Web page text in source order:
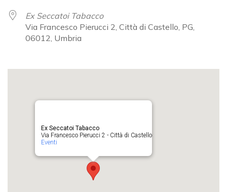
Ex Seccatoi Tabacco
Via Francesco Pierucci 2, Città di Castello, PG,
06012, Umbria
Ex Seccatoi Tabacco
Via Francesco Pierucci 2 - Città di Castello
Eventi